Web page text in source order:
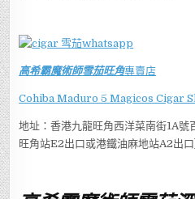
高希霸魔術師雪茄旺角專賣店
Cohiba Maduro 5 Magicos Cigar
地址：香港九龍旺角西洋菜南街1A
旺角站E2出口或港鐵油麻地站A2出